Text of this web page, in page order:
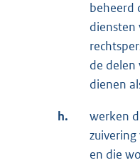
beheerd
diensten
de delen
dienen
h.
werken
en die